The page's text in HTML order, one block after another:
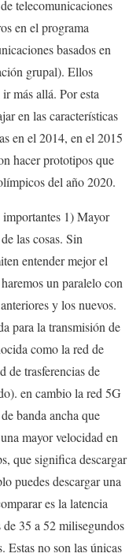
telecomunicaciones
en el programa
basados en
grupal). Ellos
más allá. Por esta
en las características
en el 2014, en el 2015
hacer prototipos que
del año 2020.
1) Mayor
las cosas. Sin
entender mejor el
un paralelo con
y los nuevos.
para la transmisión de
como la red de
de trasferencias de
en cambio la red 5G
banda ancha que
mayor velocidad en
que significa descargar
puedes descargar una
es la latencia
de 35 a 52 milisegundos
Estas no son las únicas